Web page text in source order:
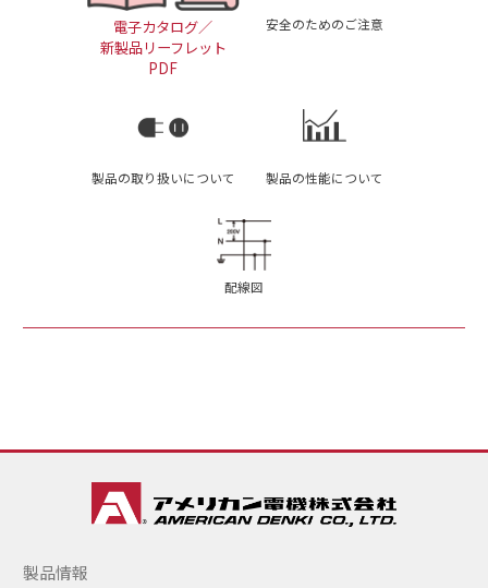
電子カタログ／
新製品リーフレット
PDF
安全のためのご注意
製品の取り扱いについて 製品の性能について
配線図
製品情報